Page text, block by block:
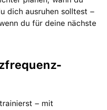
dich ausruhen solltest –
du für deine nächste
– mit